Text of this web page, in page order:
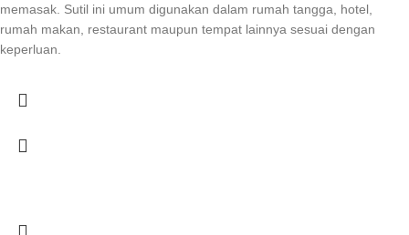
memasak. Sutil ini umum digunakan dalam rumah tangga, hotel,
rumah makan, restaurant maupun tempat lainnya sesuai dengan
keperluan.